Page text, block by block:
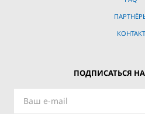
КОНТАКТ
ПОДПИСАТЬСЯ